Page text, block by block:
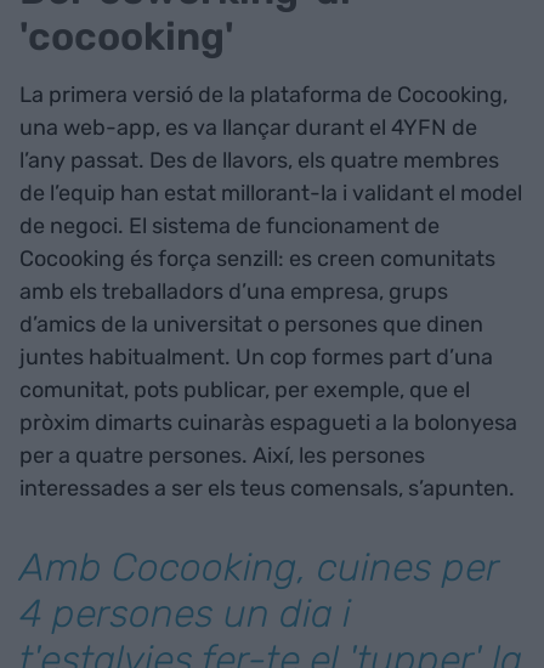
'cocooking'
La primera versió de la plataforma de Cocooking,
una web-app, es va llançar durant el 4YFN de
l’any passat. Des de llavors, els quatre membres
de l’equip han estat millorant-la i validant el model
de negoci. El sistema de funcionament de
Cocooking és força senzill: es creen comunitats
amb els treballadors d’una empresa, grups
d’amics de la universitat o persones que dinen
juntes habitualment. Un cop formes part d’una
comunitat, pots publicar, per exemple, que el
pròxim dimarts cuinaràs espagueti a la bolonyesa
per a quatre persones. Així, les persones
interessades a ser els teus comensals, s’apunten.
Amb Cocooking, cuines per
4 persones un dia i